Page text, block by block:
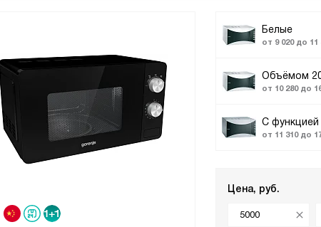
Белые
от 9 020 до 11
Объёмом
от 10 280 до
С функцией
от 11 310 до
Цена, руб.